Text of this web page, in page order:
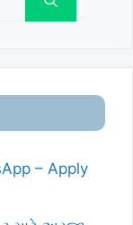
– Apply